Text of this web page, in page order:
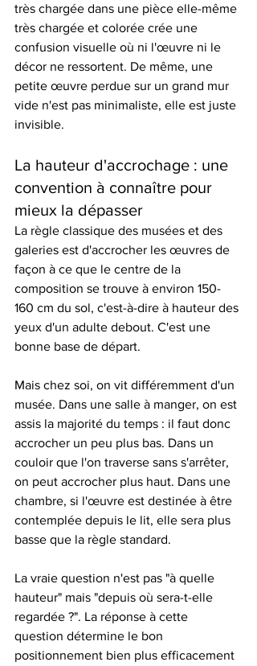
très chargée dans une pièce elle-même
très chargée et colorée crée une
confusion visuelle où ni l'œuvre ni le
décor ne ressortent. De même, une
petite œuvre perdue sur un grand mur
vide n'est pas minimaliste, elle est juste
invisible.
La hauteur d'accrochage : une
convention à connaître pour
mieux la dépasser
La règle classique des musées et des
galeries est d'accrocher les œuvres de
façon à ce que le centre de la
composition se trouve à environ 150-
160 cm du sol, c'est-à-dire à hauteur des
yeux d'un adulte debout. C'est une
bonne base de départ.
Mais chez soi, on vit différemment d'un
musée. Dans une salle à manger, on est
assis la majorité du temps : il faut donc
accrocher un peu plus bas. Dans un
couloir que l'on traverse sans s'arrêter,
on peut accrocher plus haut. Dans une
chambre, si l'œuvre est destinée à être
contemplée depuis le lit, elle sera plus
basse que la règle standard.
La vraie question n'est pas "à quelle
hauteur" mais "depuis où sera-t-elle
regardée ?". La réponse à cette
question détermine le bon
positionnement bien plus efficacement